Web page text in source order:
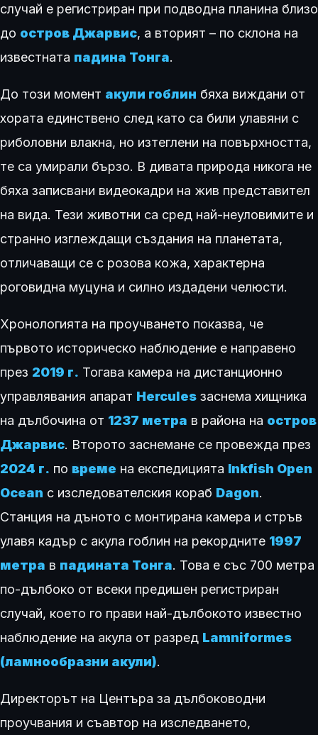
случай е регистриран при подводна планина близо
до остров Джарвис, а вторият – по склона на
известната падина Тонга.
До този момент акули гоблин бяха виждани от
хората единствено след като са били улавяни с
риболовни влакна, но изтеглени на повърхността,
те са умирали бързо. В дивата природа никога не
бяха записвани видеокадри на жив представител
на вида. Тези животни са сред най-неуловимите и
странно изглеждащи създания на планетата,
отличаващи се с розова кожа, характерна
роговидна муцуна и силно издадени челюсти.
Хронологията на проучването показва, че
първото историческо наблюдение е направено
през 2019 г. Тогава камера на дистанционно
управлявания апарат Hercules заснема хищника
на дълбочина от 1237 метра в района на остров
Джарвис. Второто заснемане се провежда през
2024 г. по време на експедицията Inkfish Open
Ocean с изследователския кораб Dagon.
Станция на дъното с монтирана камера и стръв
улавя кадър с акула гоблин на рекордните 1997
метра в падината Тонга. Това е със 700 метра
по-дълбоко от всеки предишен регистриран
случай, което го прави най-дълбокото известно
наблюдение на акула от разред Lamniformes
(ламнообразни акули).
Директорът на Центъра за дълбоководни
проучвания и съавтор на изследването,